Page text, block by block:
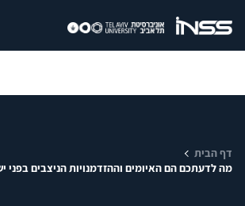
דף הבית
מה לדעתכם הם האיומים וההזדמנויות הניצבים בפני